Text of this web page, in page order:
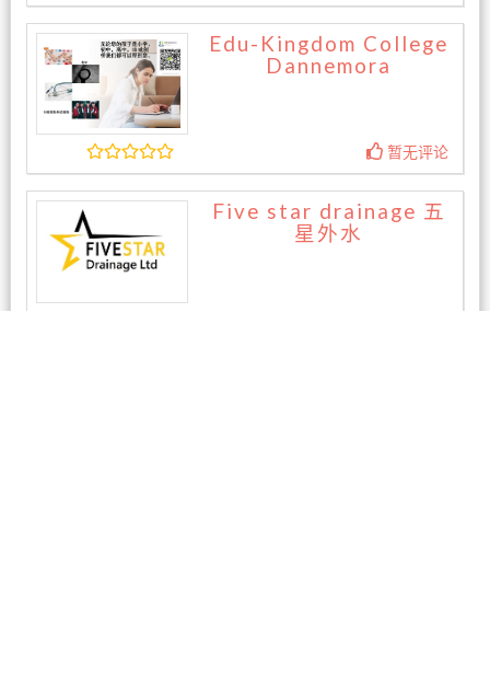
Edu-Kingdom College
Dannemora
暂无评论
Five star drainage 五
星外水